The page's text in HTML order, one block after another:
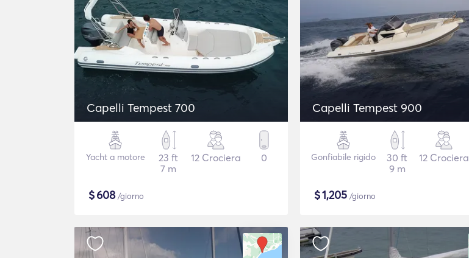
Capelli Tempest 700
Yacht a motore
23 ft
7 m
12 Crociera 0
$608/giorno
Capelli Tempest 900
Gonfiabile rigido
30 ft
9 m
12 Crociera
$1,205 /giorno